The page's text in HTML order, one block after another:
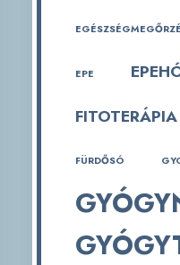
EPE
FITOTERÁPIA
FÜRDŐSÓ